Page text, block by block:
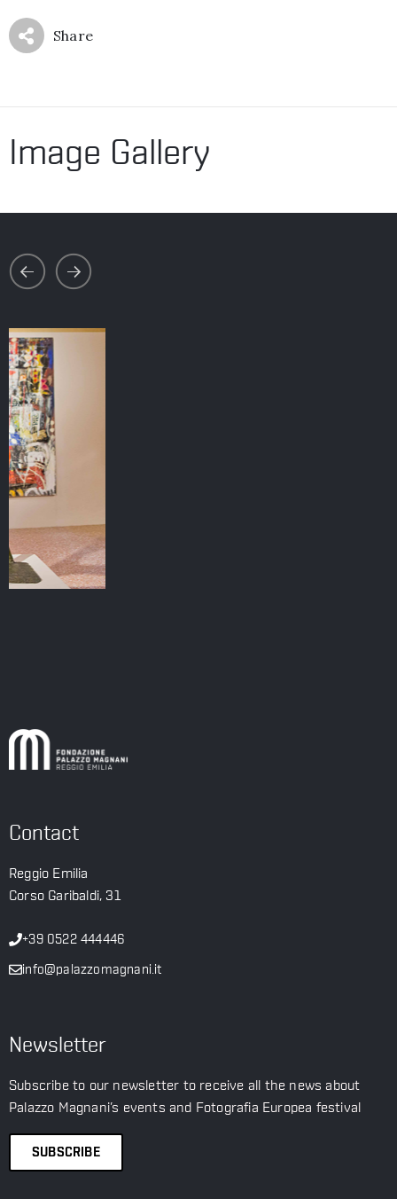
Share
Image Gallery
Contact
Reggio Emilia
Corso Garibaldi, 31
+39 0522 444446
info@palazzomagnani.it
Newsletter
Subscribe to our newsletter to receive all the news about
Palazzo Magnani’s events and Fotografia Europea festival
SUBSCRIBE